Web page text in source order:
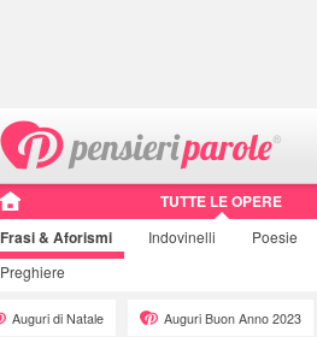
TUTTE LE OPERE
Frasi& Aforismi Indovinelli Poesie
Preghiere
Auguri di Natale Auguri Buon Anno 2023